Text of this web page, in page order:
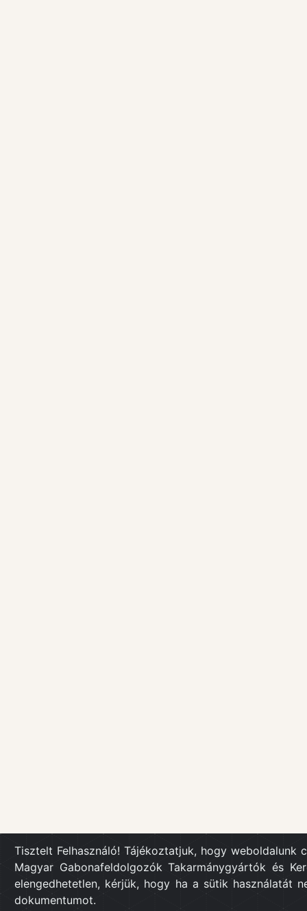
Tisztelt Felhasználó! Tájékoztatjuk, hogy
Magyar Gabonafeldolgozók Takarmánygyártók és
elengedhetetlen, kérjük, hogy ha a sütik
dokumentumot.